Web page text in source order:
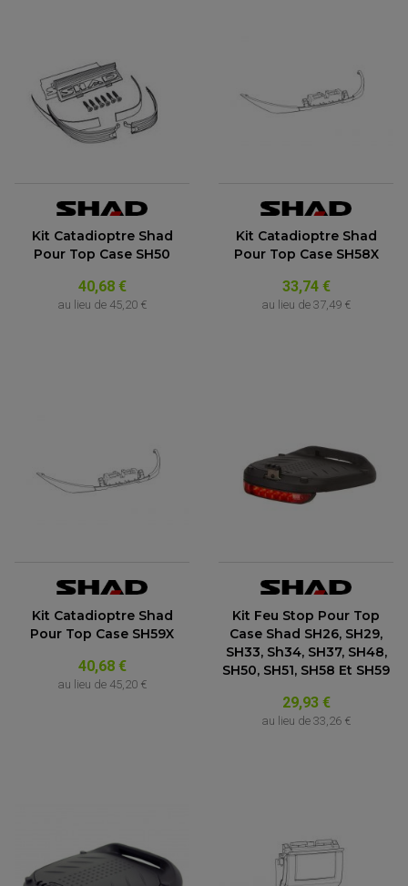
Kit Catadioptre Shad
Pour Top Case SH50
40,68 €
au lieu de 45,20 €
Kit Catadioptre Shad
Pour Top Case SH58X
33,74 €
au lieu de 37,49 €
Kit Catadioptre Shad
Pour Top Case SH59X
40,68 €
au lieu de 45,20 €
Kit Feu Stop Pour Top
Case Shad SH26, SH29,
SH33, Sh34, SH37, SH48,
SH50, SH51, SH58 Et SH59
29,93 €
au lieu de 33,26 €